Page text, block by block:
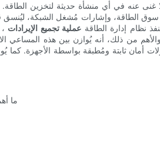
الطاقة، وإشارات مُشغل الشبكة، ليُنسق
نظام إدارة الطاقة عملية تجميع الإيرادات
والأهم من ذلك، أنه يُوازن بين هذه
أمان ثابتة ومُطبقة بواسطة الأجهزة.